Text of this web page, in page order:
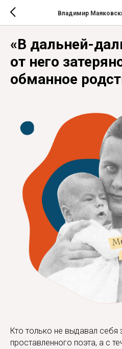
Владимир
«В дальней-
от него
обманное
Кто только не выдавал себя
проставленного поэта, а с